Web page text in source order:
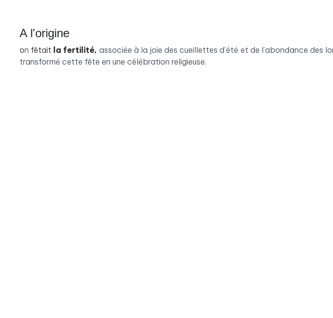
A l'origine
on fêtait la fertilité, associée à la joie des cueillettes d’été et de l’abondance des
transformé cette fête en une célébration religieuse.